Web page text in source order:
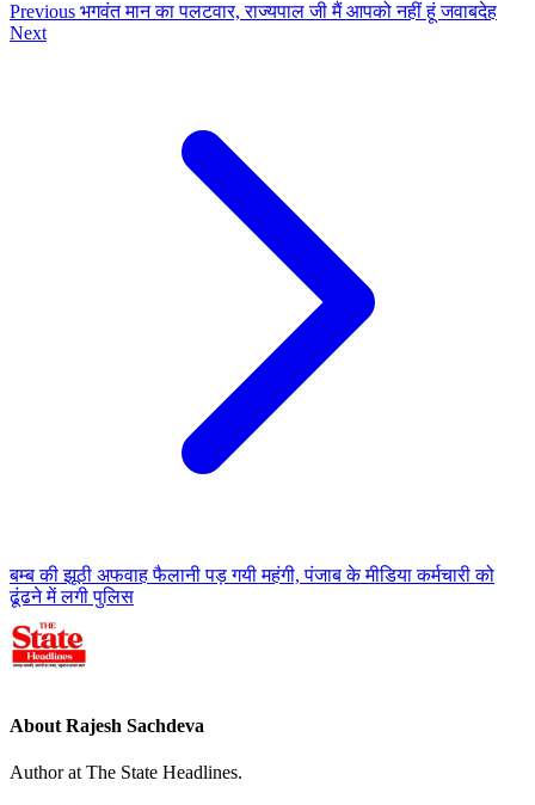
Previous भगवंत मान का पलटवार, राज्यपाल जी मैं आपको नहीं हूं जवाबदेह
Next
बम्ब की झूठी अफवाह फैलानी पड़ गयी महंगी, पंजाब के मीडिया कर्मचारी को
ढूंढने में लगी पुलिस
About Rajesh Sachdeva
Author at The State Headlines.